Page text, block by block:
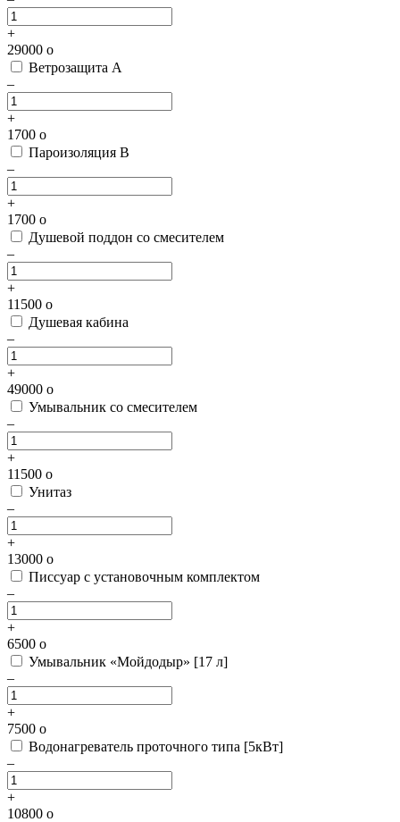
+
29000 o
Ветрозащита А
–
+
1700 o
Пароизоляция В
–
+
1700 o
Душевой поддон со смесителем
–
+
11500 o
Душевая кабина
–
+
49000 o
Умывальник со смесителем
–
+
11500 o
Унитаз
–
+
13000 o
Писсуар с установочным комплектом
–
+
6500 o
Умывальник «Мойдодыр» [17 л]
–
+
7500 o
Водонагреватель проточного типа [5кВт]
–
+
10800 o